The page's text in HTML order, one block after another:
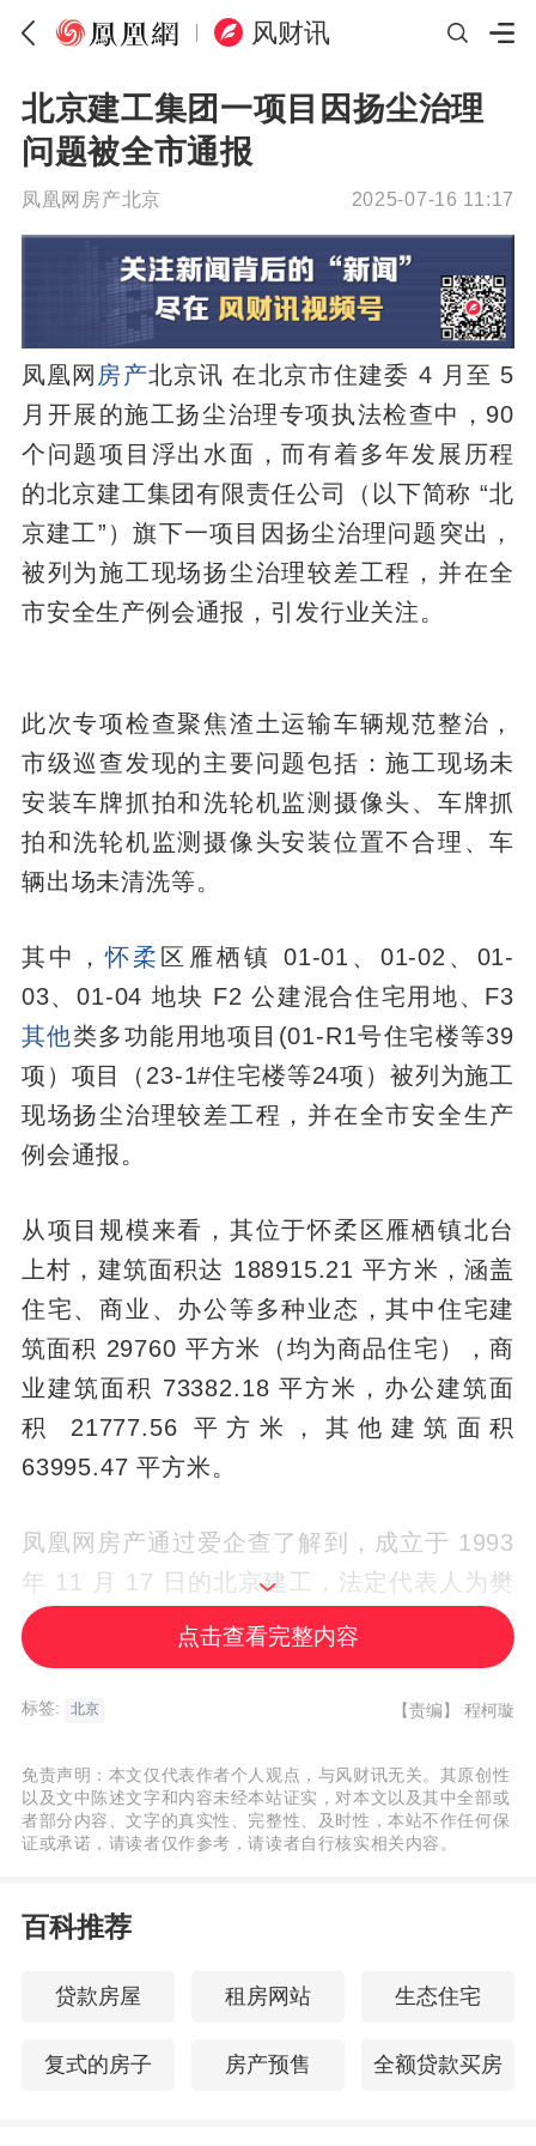
风财讯
北京建工集团一项目因扬尘治理
问题被全市通报
凤凰网房产北京 2025-07-16 11:17
凤凰网 房产北京讯 在北京市住建委 4 月至 5
月开展的施工扬尘治理专项执法检查中，90
个问题项目浮出水面，而有着多年发展历程
的北京建工集团有限责任公司（以下简称 “北
京建工”）旗下一项目因扬尘治理问题突出，
被列为施工现场扬尘治理较差工程，并在全
市安全生产例会通报，引发行业关注。
此次专项检查聚焦渣土运输车辆规范整治，
市级巡查发现的主要问题包括：施工现场未
安装车牌抓拍和洗轮机监测摄像头、车牌抓
拍和洗轮机监测摄像头安装位置不合理、车
辆出场未清洗等。
其中，怀柔 区雁栖镇 01-01、01-02、01-
03、01-04 地块 F2 公建混合住宅用地、F3
其他类多功能用地项目(01-R1号住宅楼等39
项）项目（23-1#住宅楼等24项）被列为施工
现场扬尘治理较差工程，并在全市安全生产
例会通报。
从项目规模来看，其位于怀柔区雁栖镇北台
上村，建筑面积达 188915.21 平方米，涵盖
住宅、商业、办公等多种业态，其中住宅建
筑面积 29760 平方米（均为商品住宅），商
业建筑面积 73382.18 平方米，办公建筑面
积 21777.56 平方米，其他建筑面积
63995.47 平方米。
凤凰网房产通过爱企查了解到，成立于 1993
年 11 月 17 日的北京建工，法定代表人为樊
军，注册地址位于北京市西城
区广莲路 1
号，在建筑行业深耕多年，有着不少亮眼的
业绩。然而此次旗下项目被通报，无疑给这
北京市住建委在此次检查后明确要求，各单
市“一盘棋”意识。各区住建部门要加大扬尘检
执法部门对移送线索应加强核查，持续加大
问责处罚力度。
点击查看完整内容
标签: 北京 【责编】 程柯璇
免责声明：本文仅代表作者个人观点，与风财讯无关。其原创性
以及文中陈述文字和内容未经本站证实，对本文以及其中全部或
者部分内容、文字的真实性、完整性、及时性，本站不作任何保
证或承诺，请读者仅作参考，请读者自行核实相关内容。
百科推荐
贷款房屋 租房网站 生态住宅
复式的房子 房产预售 全额贷款买房